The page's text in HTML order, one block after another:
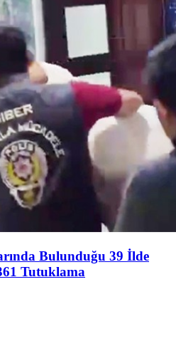
Bulunduğu 39 İlde
Tutuklama